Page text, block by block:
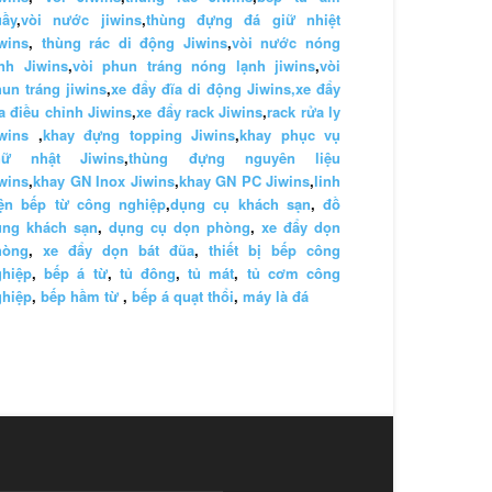
,vòi nước jiwins,thùng đựng đá giữ nhiệt
, thùng rác di động Jiwins,vòi nước nóng
Jiwins,vòi phun tráng nóng lạnh jiwins,vòi
tráng jiwins,xe đẩy đĩa di động Jiwins,xe đẩy
điều chỉnh Jiwins,xe đẩy rack Jiwins,rack rửa ly
,khay đựng topping Jiwins,khay phục vụ
nhật Jiwins,thùng đựng nguyên liệu
,khay GN Inox Jiwins,khay GN PC Jiwins,linh
bếp từ công nghiệp,dụng cụ khách sạn, đồ
khách sạn, dụng cụ dọn phòng, xe đẩy dọn
, xe đẩy dọn bát đũa, thiết bị bếp công
,bếp á từ, tủ đông,tủ mát, tủ cơm công
, bếp hầm từ , bếp á quạt thổi, máy là đá